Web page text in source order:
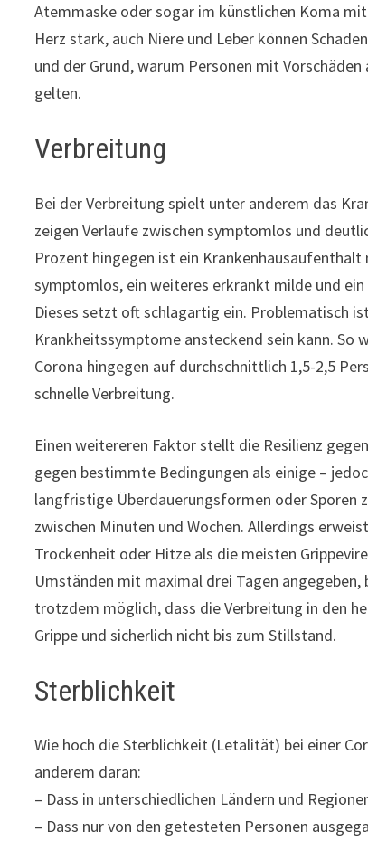
Atemmaske oder sogar im künstlichen Koma
Herz stark, auch Niere und Leber können
und der Grund, warum Personen mit
gelten.
Verbreitung
Bei der Verbreitung spielt unter anderem das
zeigen Verläufe zwischen symptomlos und
Prozent hingegen ist ein
symptomlos, ein weiteres erkrankt milde und
Dieses setzt oft schlagartig ein. Problematisch
Krankheitssymptome ansteckend sein kann. So
Corona hingegen auf durchschnittlich 1,5-2,5
schnelle Verbreitung.
Einen weitereren Faktor stellt die Resilienz
gegen bestimmte Bedingungen als einige –
langfristige Überdauerungsformen oder Sporen
zwischen Minuten und Wochen. Allerdings
Trockenheit oder Hitze als die meisten
Umständen mit maximal drei Tagen angegeben,
trotzdem möglich, dass die Verbreitung in den
Grippe und sicherlich nicht bis zum Stillstand.
Sterblichkeit
Wie hoch die Sterblichkeit (Letalität) bei einer
anderem daran:
– Dass in unterschiedlichen Ländern und
– Dass nur von den getesteten Personen